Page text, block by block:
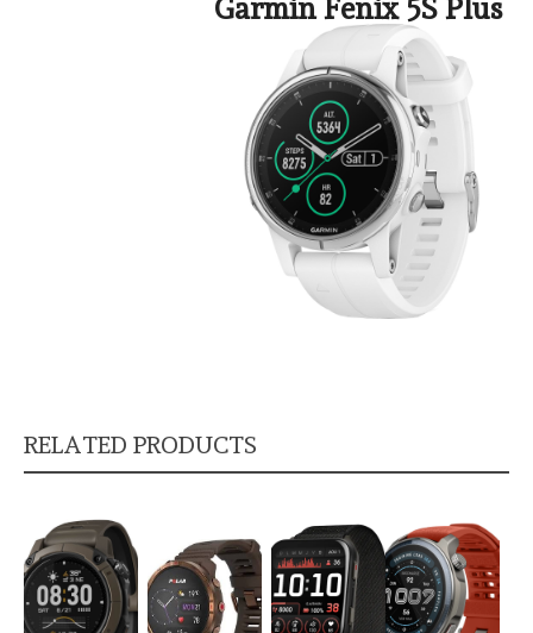
Garmin Fenix 5S Plus
RELATED PRODUCTS